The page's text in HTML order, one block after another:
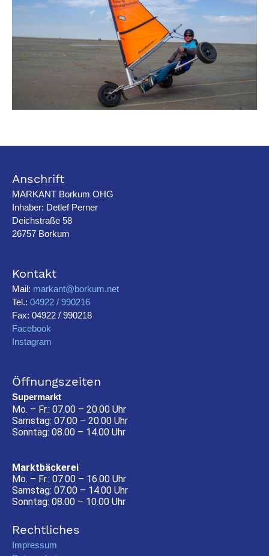
Anschrift
MARKANT Borkum OHG
Inhaber: Detlef Perner
Deichstraße 58
26757 Borkum
Kontakt
Mail: markant@borkum.net
Tel.: 04922 / 990216
Fax: 04922 / 990218
Facebook
Instagram
Öffnungszeiten
Supermarkt
Mo. – Fr.: 07.00 – 20.00 Uhr
Samstag: 07.00 – 20.00 Uhr
Sonntag: 08.00 – 14.00 Uhr
Marktbäckerei
Mo. – Fr.: 07.00 – 16.00 Uhr
Samstag: 07.00 – 14.00 Uhr
Sonntag: 08.00 – 10.00 Uhr
Rechtliches
Impressum